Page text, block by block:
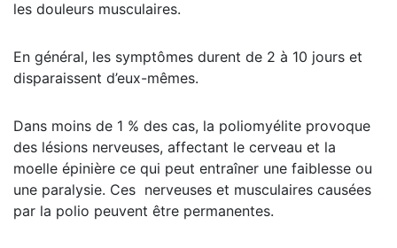
les douleurs musculaires.
En général, les symptômes durent de 2 à 10 jours et
disparaissent d’eux-mêmes.
Dans moins de 1 % des cas, la poliomyélite provoque
des lésions nerveuses, affectant le cerveau et la
moelle épinière ce qui peut entraîner une faiblesse ou
une paralysie. Ces nerveuses et musculaires causées
par la polio peuvent être permanentes.